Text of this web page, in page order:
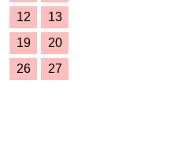
12
13
19
20
26
27